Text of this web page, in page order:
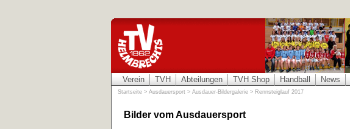
Verein TVH Abteilungen TVH Shop Handball News
Startseite > Ausdauersport > Ausdauer-Bildergalerie > Rennsteiglauf 2017
Bilder vom Ausdauersport